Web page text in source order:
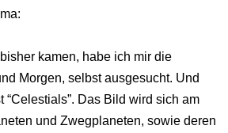
kamen, habe ich mir die
Morgen, selbst ausgesucht. Und
“Celestials”. Das Bild wird sich am
und Zwegplaneten, sowie deren